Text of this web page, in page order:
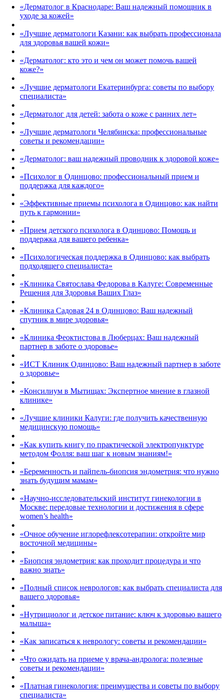
«Дерматолог в Краснодаре: Ваш надежный помощник в
уходе за кожей»
«Лучшие дерматологи Казани: как выбрать профессионала
для здоровья вашей кожи»
«Дерматолог: кто это и чем он может помочь вашей
коже?»
«Лучшие дерматологи Екатеринбурга: советы по выбору
специалиста»
«Дерматолог для детей: забота о коже с ранних лет»
«Лучшие дерматологи Челябинска: профессиональные
советы и рекомендации»
«Дерматолог: ваш надежный проводник к здоровой коже»
«Психолог в Одинцово: профессиональный прием и
поддержка для каждого»
«Эффективные приемы психолога в Одинцово: как найти
путь к гармонии»
«Прием детского психолога в Одинцово: Помощь и
поддержка для вашего ребенка»
«Психологическая поддержка в Одинцово: как выбрать
подходящего специалиста»
«Клиника Святослава Федорова в Калуге: Современные
Решения для Здоровья Ваших Глаз»
«Клиника Садовая 24 в Одинцово: Ваш надежный
спутник в мире здоровья»
«Клиника Феоктистова в Люберцах: Ваш надежный
партнер в заботе о здоровье»
«ИСТ Клиник Одинцово: Ваш надежный партнер в заботе
о здоровье»
«Консилиум в Мытищах: Экспертное мнение в глазной
клинике»
«Лучшие клиники Калуги: где получить качественную
медицинскую помощь»
«Как купить книгу по практической электропунктуре
методом Фолля: ваш шаг к новым знаниям!»
«Беременность и пайпель-биопсия эндометрия: что нужно
знать будущим мамам»
«Научно-исследовательский институт гинекологии в
Москве: передовые технологии и достижения в сфере
women’s health»
«Очное обучение иглорефлексотерапии: откройте мир
восточной медицины»
«Биопсия эндометрия: как проходит процедура и что
важно знать»
«Полный список неврологов: как выбрать специалиста для
вашего здоровья»
«Нутрициолог и детское питание: ключ к здоровью вашего
малыша»
«Как записаться к неврологу: советы и рекомендации»
«Что ожидать на приеме у врача-андролога: полезные
советы и рекомендации»
«Платная гинекология: преимущества и советы по выбору
специалиста»